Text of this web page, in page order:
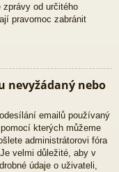
od určitého
pravomoc zabránit
nevyžádaný nebo
emailů používaný
kterých můžeme
administrátorovi fóra
velmi důležité, aby v
údaje o uživateli,